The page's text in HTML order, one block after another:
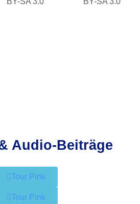
Audio-Beiträge
Tour Pink
Tour Pink